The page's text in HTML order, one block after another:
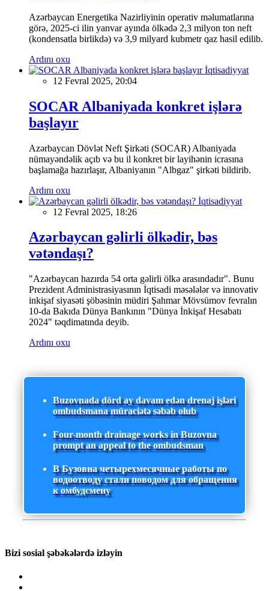
Azərbaycan Energetika Nazirliyinin operativ məlumatlarına
görə, 2025-ci ilin yanvar ayında ölkədə 2,3 milyon ton neft
(kondensatla birlikdə) və 3,9 milyard kubmetr qaz hasil edilib.
Ardını oxu
İqtisadiyyat
12 Fevral 2025, 20:04
SOCAR Albaniyada konkret işlərə
başlayır
Azərbaycan Dövlət Neft Şirkəti (SOCAR) Albaniyada
nümayəndəlik açıb və bu il konkret bir layihənin icrasına
başlamağa hazırlaşır, Albaniyanın "Albgaz" şirkəti bildirib.
Ardını oxu
İqtisadiyyat
12 Fevral 2025, 18:26
Azərbaycan gəlirli ölkədir, bəs
vətəndaşı?
"Azərbaycan hazırda 54 orta gəlirli ölkə arasındadır". Bunu
Prezident Administrasiyasının İqtisadi məsələlər və innovativ
inkişaf siyasəti şöbəsinin müdiri Şahmar Mövsümov fevralın
10-da Bakıda Dünya Bankının "Dünya İnkişaf Hesabatı
2024" təqdimatında deyib.
Ardını oxu
Buzovnada dörd ay davam edən drenaj işləri
ombudsmana müraciətə səbəb olub
Four-month drainage works in Buzovna
prompt an appeal to the ombudsman
В Бузовна четырехмесячные работы по
водоотводу стали поводом для обращения
к омбудсмену
Bizi sosial şəbəkələrdə izləyin